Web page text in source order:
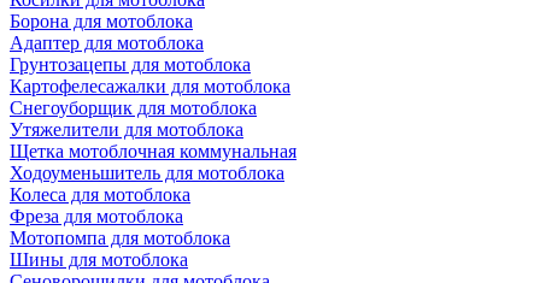
Борона для мотоблока
Адаптер для мотоблока
Грунтозацепы для мотоблока
Картофелесажалки для мотоблока
Снегоуборщик для мотоблока
Утяжелители для мотоблока
Щетка мотоблочная коммунальная
Ходоуменьшитель для мотоблока
Колеса для мотоблока
Фреза для мотоблока
Мотопомпа для мотоблока
Шины для мотоблока